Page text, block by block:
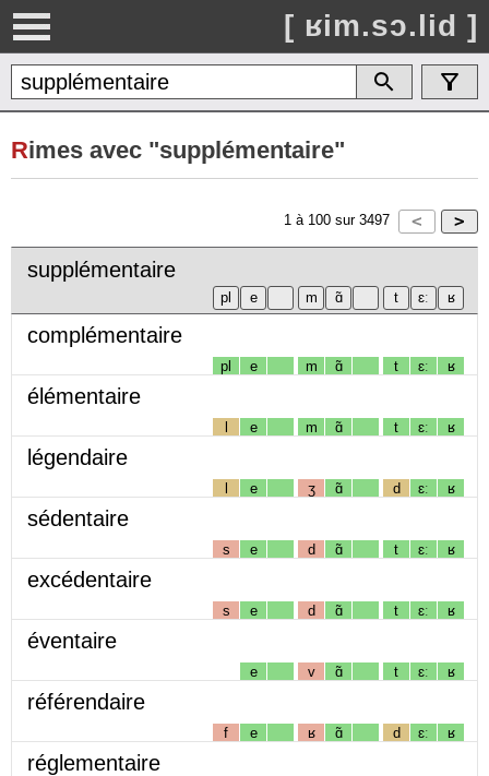
[ ʁim.sɔ.lid ]
Rimes avec "supplémentaire"
1 à 100 sur 3497
supplémentaire
complémentaire
pl e m ɑ̃ t ɛː ʁ
élémentaire
l e m ɑ̃ t ɛː ʁ
légendaire
l e ʒ ɑ̃ d ɛː ʁ
sédentaire
s e d ɑ̃ t ɛː ʁ
excédentaire
s e d ɑ̃ t ɛː ʁ
éventaire
e v ɑ̃ t ɛː ʁ
référendaire
f e ʁ ɑ̃ d ɛː ʁ
réglementaire